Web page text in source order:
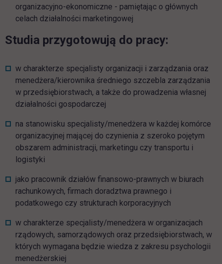
organizacyjno-ekonomiczne - pamiętając o głównych
celach działalności marketingowej
Studia przygotowują do pracy:
w charakterze specjalisty organizacji i zarządzania oraz
menedżera/kierownika średniego szczebla zarządzania
w przedsiębiorstwach, a także do prowadzenia własnej
działalności gospodarczej
na stanowisku specjalisty/menedżera w każdej komórce
organizacyjnej mającej do czynienia z szeroko pojętym
obszarem administracji, marketingu czy transportu i
logistyki
jako pracownik działów finansowo-prawnych w biurach
rachunkowych, firmach doradztwa prawnego i
podatkowego czy strukturach korporacyjnych
w charakterze specjalisty/menedżera w organizacjach
rządowych, samorządowych oraz przedsiębiorstwach, w
których wymagana będzie wiedza z zakresu psychologii
menedżerskiej